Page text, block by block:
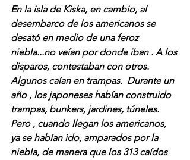
En la isla de Kiska, en cambio, al
desembarco de los americanos se
desató en medio de una feroz
niebla...no veían por donde iban . A los
disparos, contestaban con otros.
Algunos caían en trampas.  Durante un
año , los japoneses habían construido
trampas, bunkers, jardines, túneles.
Pero , cuando llegan los americanos,
ya se habían ido, amparados por la
niebla, de manera que los 313 caídos